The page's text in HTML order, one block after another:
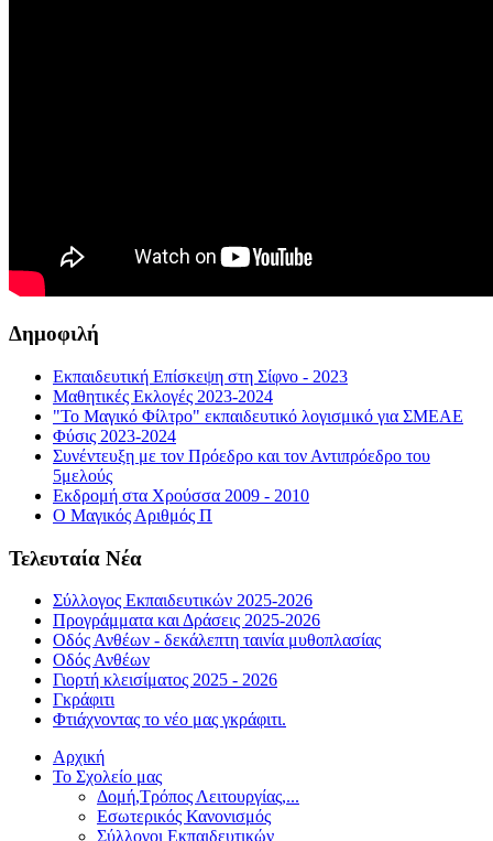
Δημοφιλή
Εκπαιδευτική Επίσκεψη στη Σίφνο - 2023
Μαθητικές Εκλογές 2023-2024
"Το Μαγικό Φίλτρο" εκπαιδευτικό λογισμικό για ΣΜΕΑΕ
Φύσις 2023-2024
Συνέντευξη με τον Πρόεδρο και τον Αντιπρόεδρο του
5μελούς
Εκδρομή στα Χρούσσα 2009 - 2010
Ο Μαγικός Αριθμός Π
Τελευταία Νέα
Σύλλογος Εκπαιδευτικών 2025-2026
Προγράμματα και Δράσεις 2025-2026
Οδός Ανθέων - δεκάλεπτη ταινία μυθοπλασίας
Οδός Ανθέων
Γιορτή κλεισίματος 2025 - 2026
Γκράφιτι
Φτιάχνοντας το νέο μας γκράφιτι.
Αρχική
Το Σχολείο μας
Δομή,Τρόπος Λειτουργίας,...
Εσωτερικός Κανονισμός
Σύλλογοι Εκπαιδευτικών